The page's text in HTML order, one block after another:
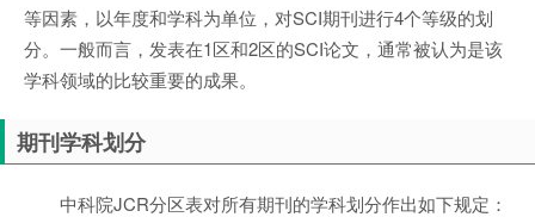
等因素，以年度和学科为单位，对SCI期刊进行4个等级的划
分。一般而言，发表在1区和2区的SCI论文，通常被认为是该
学科领域的比较重要的成果。
期刊学科划分
中科院JCR分区表对所有期刊的学科划分作出如下规定：